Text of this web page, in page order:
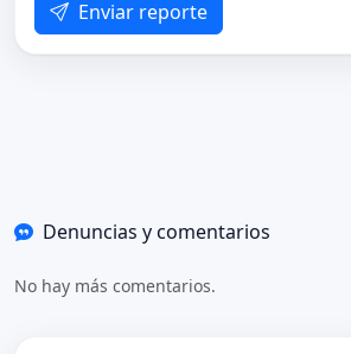
Enviar reporte
Denuncias y comentarios
No hay más comentarios.